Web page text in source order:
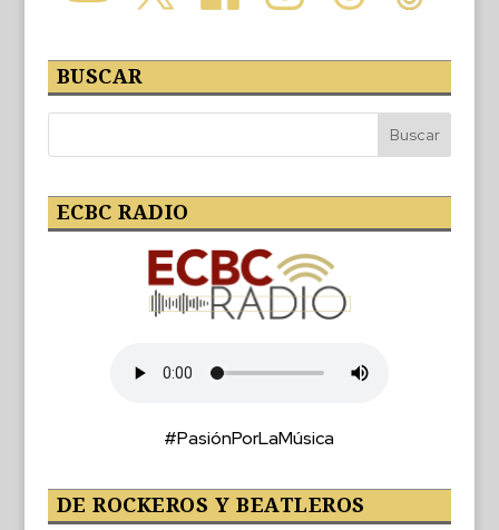
BUSCAR
ECBC RADIO
#PasiónPorLaMúsica
DE ROCKEROS Y BEATLEROS